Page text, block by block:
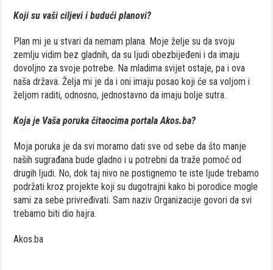
Koji su vaši ciljevi i budući planovi?
Plan mi je u stvari da nemam plana. Moje želje su da svoju
zemlju vidim bez gladnih, da su ljudi obezbijeđeni i da imaju
dovoljno za svoje potrebe. Na mladima svijet ostaje, pa i ova
naša država. Želja mi je da i oni imaju posao koji će sa voljom i
željom raditi, odnosno, jednostavno da imaju bolje sutra.
Koja je Vaša poruka čitaocima portala Akos.ba?
Moja poruka je da svi moramo dati sve od sebe da što manje
naših sugrađana bude gladno i u potrebni da traže pomoć od
drugih ljudi. No, dok taj nivo ne postignemo te iste ljude trebamo
podržati kroz projekte koji su dugotrajni kako bi porodice mogle
sami za sebe privređivati. Sam naziv Organizacije govori da svi
trebamo biti dio hajra.
Akos.ba